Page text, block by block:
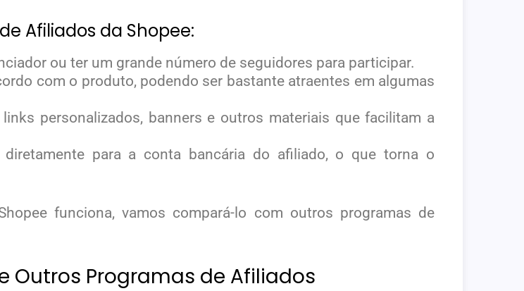
Afiliados da Shopee:
ou ter um grande número de seguidores para participar.
com o produto, podendo ser bastante atraentes em algumas
personalizados, banners e outros materiais que facilitam a
para a conta bancária do afiliado, o que torna o
funciona, vamos compará-lo com outros programas de
Outros Programas de Afiliados